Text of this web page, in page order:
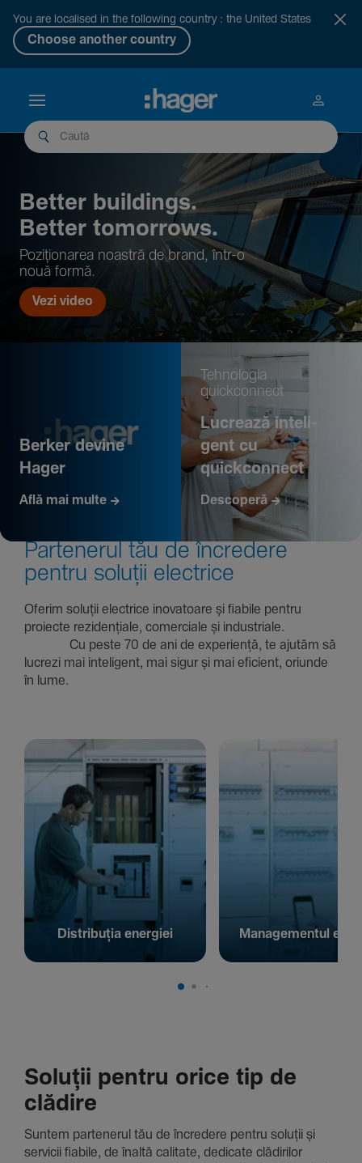
You are localised in the following country : the United States
Choose another country
Better buil­dings.
Better tomor­rows.
Pozi­țio­narea noastră de brand, într-o
nouă formă.
Vezi video
Berker devine
Hager
Află mai multe
Tehno­logia
quickconnect
Lucrează inte­li­
gent cu
quickconnect
Descoperă
Parte­nerul tău de încre­dere
pentru soluții electrice
Oferim soluții electrice inova­toare și fiabile pentru
proiecte rezi­den­țiale, comer­ciale și indus­triale.
Cu peste 70 de ani de expe­riență, te ajutăm să
lucrezi mai inte­li­gent, mai sigur și mai eficient, oriunde
în lume.
Distribuția energiei Managementul
Soluții pentru orice tip de
clădire
Suntem parte­nerul tău de încre­dere pentru soluții și
servicii fiabile, de înaltă cali­tate, dedi­cate clădi­rilor